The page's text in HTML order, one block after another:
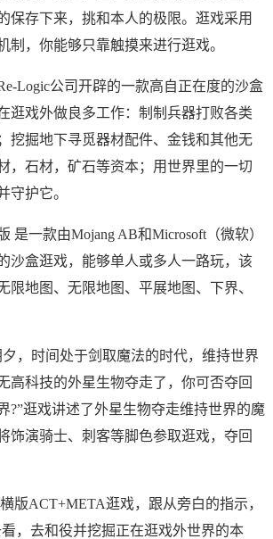
保存下来，挑和本人的极限。逛戏采用
制，你能够只靠触摸来进行逛戏。
公司开辟的一款高自正在度的沙盒
逛戏外做良多工作：制制兵器打败各类
挖掘地下寻觅器材配件、金钱和其他无
，石材，矿石等资本；用世界里的一切
守护它。
一款由Mojang AB和Microsoft（微软）
沙盒逛戏，能够单人或多人一路玩，该
限地图、无限地图、平展地图、下界、
时间处于剑取魔法的时代，维持世界
高科技的外星生物夺走了，你可否夺回
?”逛戏讲述了外星生物夺走维持世界的魔
饰演骑士、刺客等脚色参取逛戏，夺回
ACT+META逛戏，跟从旁白的指示，
，去和役并挖掘正在逛戏外世界的本